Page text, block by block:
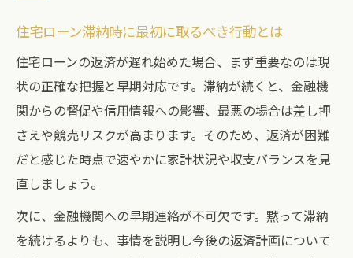
度の活用法
滞納がもたらす住宅ローンの影響と対応手順
住宅ローン滞納が家計に及ぼす直接的な影
響
滞納時の住宅ローン督促とその対応方法
優遇金利解除など住宅ローンペナルティの
実態
住宅ローン滞納後の競売・差し押さえまで
の流れ
住宅ローン滞納時に最初に取るべき行動とは
住宅ローンの返済が遅れ始めた場合、まず重要なのは現
状の正確な把握と早期対応です。滞納が続くと、金融機
関からの督促や信用情報への影響、最悪の場合は差し押
さえや競売リスクが高まります。そのため、返済が困難
だと感じた時点で速やかに家計状況や収支バランスを見
直しましょう。
次に、金融機関への早期連絡が不可欠です。黙って滞納
を続けるよりも、事情を説明し今後の返済計画について